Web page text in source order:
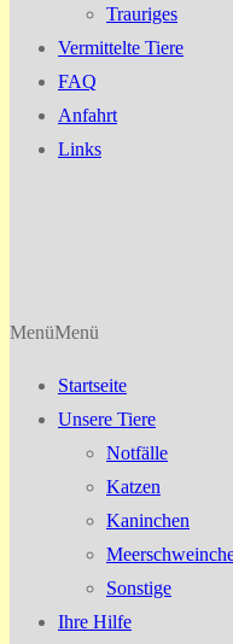
Trauriges
Vermittelte Tiere
FAQ
Anfahrt
Links
MenüMenü
Startseite
Unsere Tiere
Notfälle
Katzen
Kaninchen
Sonstige
Ihre Hilfe